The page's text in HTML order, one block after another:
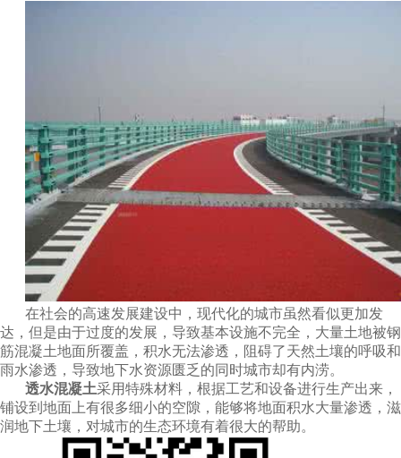
在社会的高速发展建设中，现代化的城市虽然看似更加发
达，但是由于过度的发展，导致基本设施不完全，大量土地被钢
筋混凝土地面所覆盖，积水无法渗透，阻碍了天然土壤的呼吸和
雨水渗透，导致地下水资源匮乏的同时城市却有内涝。
透水混凝土采用特殊材料，根据工艺和设备进行生产出来，
铺设到地面上有很多细小的空隙，能够将地面积水大量渗透，滋
润地下土壤，对城市的生态环境有着很大的帮助。